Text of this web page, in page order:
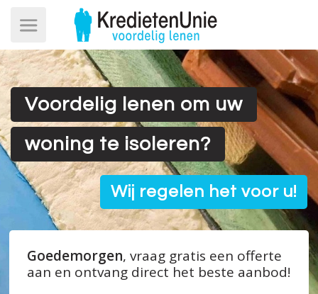
Voordelig lenen om uw
woning te isoleren?
Wij regelen het voor u!
Goedemorgen, vraag gratis een offerte
aan en ontvang direct het beste aanbod!